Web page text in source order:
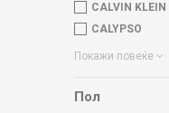
CALVIN KLEIN
CALYPSO
Покажи повеќе
Пол